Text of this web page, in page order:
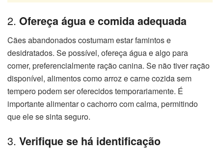
2. Ofereça água e comida adequada
Cães abandonados costumam estar famintos e
desidratados. Se possível, ofereça água e algo para
comer, preferencialmente ração canina. Se não tiver ração
disponível, alimentos como arroz e carne cozida sem
tempero podem ser oferecidos temporariamente. É
importante alimentar o cachorro com calma, permitindo
que ele se sinta seguro.
3. Verifique se há identificação